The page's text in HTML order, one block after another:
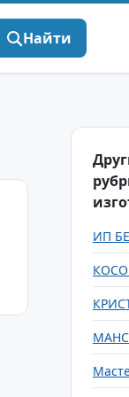
Найти
ИП